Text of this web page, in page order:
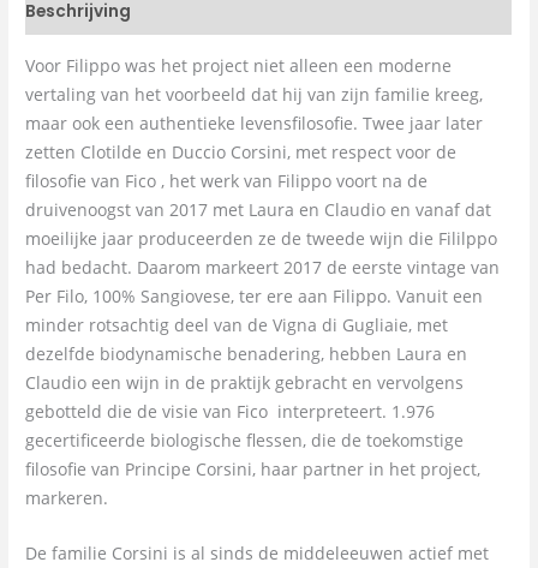
Beschrijving
Voor Filippo was het project niet alleen een moderne
vertaling van het voorbeeld dat hij van zijn familie kreeg,
maar ook een authentieke levensfilosofie. Twee jaar later
zetten Clotilde en Duccio Corsini, met respect voor de
filosofie van Fico , het werk van Filippo voort na de
druivenoogst van 2017 met Laura en Claudio en vanaf dat
moeilijke jaar produceerden ze de tweede wijn die Fililppo
had bedacht. Daarom markeert 2017 de eerste vintage van
Per Filo, 100% Sangiovese, ter ere aan Filippo. Vanuit een
minder rotsachtig deel van de Vigna di Gugliaie, met
dezelfde biodynamische benadering, hebben Laura en
Claudio een wijn in de praktijk gebracht en vervolgens
gebotteld die de visie van Fico interpreteert. 1.976
gecertificeerde biologische flessen, die de toekomstige
filosofie van Principe Corsini, haar partner in het project,
markeren.
De familie Corsini is al sinds de middeleeuwen actief met